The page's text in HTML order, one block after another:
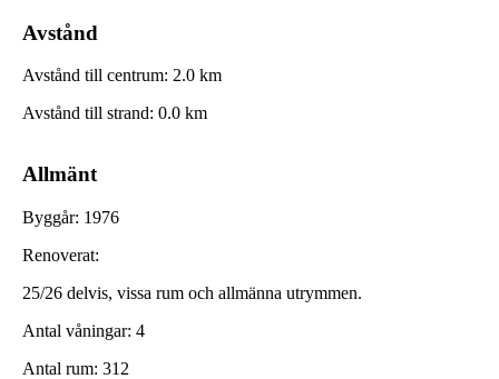
Avstånd
Avstånd till centrum: 2.0 km
Avstånd till strand: 0.0 km
Allmänt
Byggår: 1976
Renoverat:
25/26 delvis, vissa rum och allmänna utrymmen.
Antal våningar: 4
Antal rum: 312